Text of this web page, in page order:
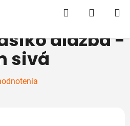
Hľadať
dlažba -
sivá